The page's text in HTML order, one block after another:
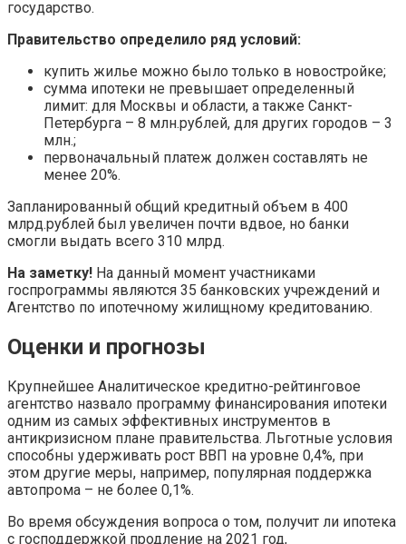
государство.
Правительство определило ряд условий:
купить жилье можно было только в новостройке;
сумма ипотеки не превышает определенный
лимит: для Москвы и области, а также Санкт-
Петербурга – 8 млн.рублей, для других городов – 3
млн.;
первоначальный платеж должен составлять не
менее 20%.
Запланированный общий кредитный объем в 400
млрд.рублей был увеличен почти вдвое, но банки
смогли выдать всего 310 млрд.
На заметку! На данный момент участниками
госпрограммы являются 35 банковских учреждений и
Агентство по ипотечному жилищному кредитованию.
Оценки и прогнозы
Крупнейшее Аналитическое кредитно-рейтинговое
агентство назвало программу финансирования ипотеки
одним из самых эффективных инструментов в
антикризисном плане правительства. Льготные условия
способны удерживать рост ВВП на уровне 0,4%, при
этом другие меры, например, популярная поддержка
автопрома – не более 0,1%.
Во время обсуждения вопроса о том, получит ли ипотека
с господдержкой продление на 2021 год,